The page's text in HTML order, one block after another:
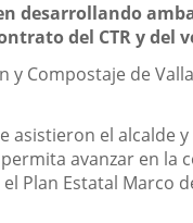
desarrollando
del CTR y del
y Compostaje de
el alcalde
avanzar en la
Plan Estatal Marco